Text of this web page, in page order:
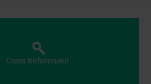
Cross Referenzen